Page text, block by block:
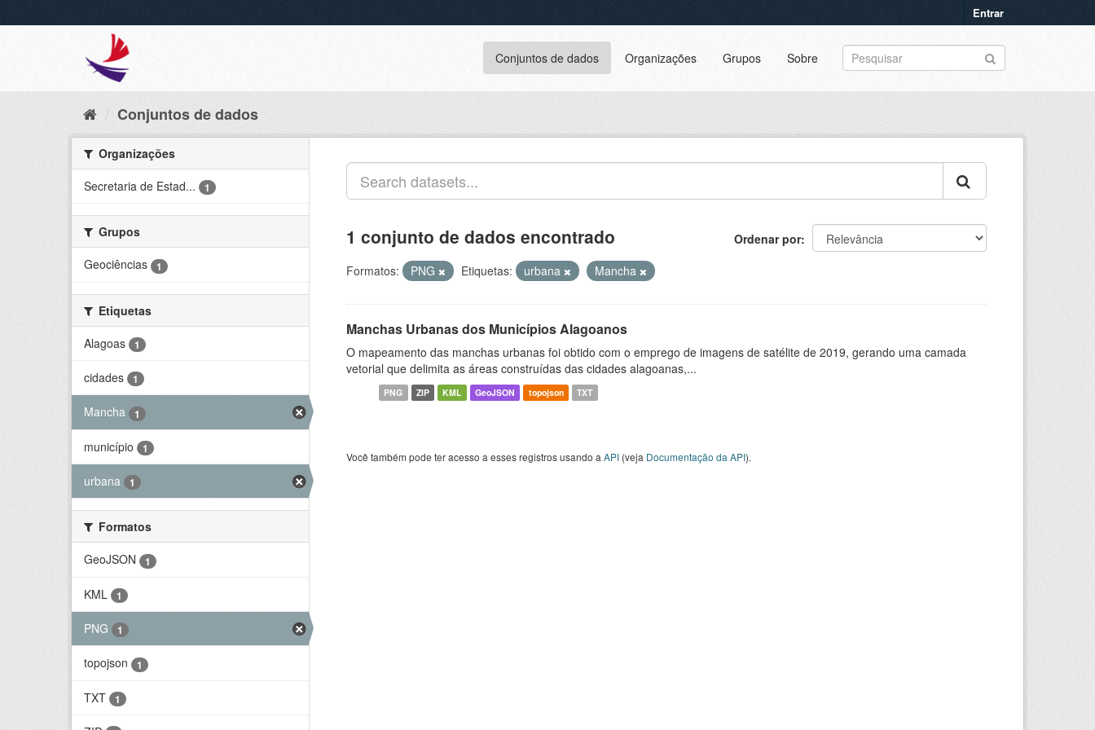
Entrar
Conjuntos de dados Organizações Grupos Sobre
Conjuntos de dados
Organizações
Secretaria de Estad...
1
Grupos
Geociências
1
Etiquetas
Alagoas
1
cidades 1
Mancha 1
município 1
urbana 1
Formatos
GeoJSON
1
KML 1
PNG 1
topojson 1
TXT 1
Ordenar por
1 conjunto de dados encontrado
Formatos: PNG Etiquetas: urbana Mancha
Manchas Urbanas dos Municípios Alagoanos
O mapeamento das manchas urbanas foi obtido com o emprego de imagens de satélite de 2019, gerando uma camada
vetorial que delimita as áreas construídas das cidades alagoanas,...
PNG ZIP KML GeoJSON topojson TXT
Você também pode ter acesso a esses registros usando a API (veja Documentação da API).